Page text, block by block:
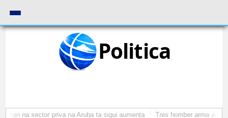
Politica
na sector priva na Aruba ta sigui aumenta Tres homber arma a